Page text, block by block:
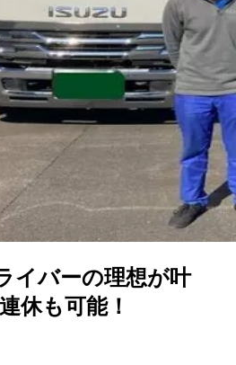
イバーの理想が叶
休も可能！